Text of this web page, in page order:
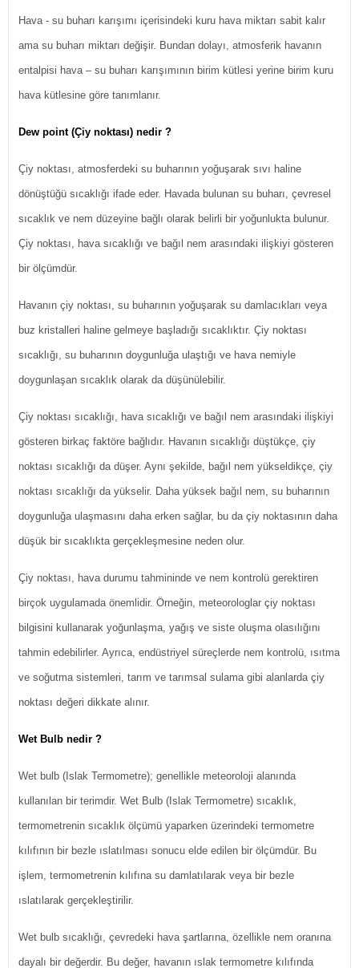
Hava - su buharı karışımı içerisindeki kuru hava miktarı sabit kalır
ama su buharı miktarı değişir. Bundan dolayı, atmosferik havanın
entalpisi hava – su buharı karışımının birim kütlesi yerine birim kuru
hava kütlesine göre tanımlanır.
Dew point (Çiy noktası) nedir ?
Çiy noktası, atmosferdeki su buharının yoğuşarak sıvı haline
dönüştüğü sıcaklığı ifade eder. Havada bulunan su buharı, çevresel
sıcaklık ve nem düzeyine bağlı olarak belirli bir yoğunlukta bulunur.
Çiy noktası, hava sıcaklığı ve bağıl nem arasındaki ilişkiyi gösteren
bir ölçümdür.
Havanın çiy noktası, su buharının yoğuşarak su damlacıkları veya
buz kristalleri haline gelmeye başladığı sıcaklıktır. Çiy noktası
sıcaklığı, su buharının doygunluğa ulaştığı ve hava nemiyle
doygunlaşan sıcaklık olarak da düşünülebilir.
Çiy noktası sıcaklığı, hava sıcaklığı ve bağıl nem arasındaki ilişkiyi
gösteren birkaç faktöre bağlıdır. Havanın sıcaklığı düştükçe, çiy
noktası sıcaklığı da düşer. Aynı şekilde, bağıl nem yükseldikçe, çiy
noktası sıcaklığı da yükselir. Daha yüksek bağıl nem, su buharının
doygunluğa ulaşmasını daha erken sağlar, bu da çiy noktasının daha
düşük bir sıcaklıkta gerçekleşmesine neden olur.
Çiy noktası, hava durumu tahmininde ve nem kontrolü gerektiren
birçok uygulamada önemlidir. Örneğin, meteorologlar çiy noktası
bilgisini kullanarak yoğunlaşma, yağış ve siste oluşma olasılığını
tahmin edebilirler. Ayrıca, endüstriyel süreçlerde nem kontrolü, ısıtma
ve soğutma sistemleri, tarım ve tarımsal sulama gibi alanlarda çiy
noktası değeri dikkate alınır.
Wet Bulb nedir ?
Wet bulb (Islak Termometre); genellikle meteoroloji alanında
kullanılan bir terimdir. Wet Bulb (Islak Termometre) sıcaklık,
termometrenin sıcaklık ölçümü yaparken üzerindeki termometre
kılıfının bir bezle ıslatılması sonucu elde edilen bir ölçümdür. Bu
işlem, termometrenin kılıfına su damlatılarak veya bir bezle
ıslatılarak gerçekleştirilir.
Wet bulb sıcaklığı, çevredeki hava şartlarına, özellikle nem oranına
dayalı bir değerdir. Bu değer, havanın ıslak termometre kılıfında